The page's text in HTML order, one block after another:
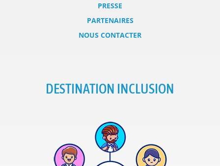
PRESSE
PARTENAIRES
NOUS CONTACTER
DESTINATION INCLUSION